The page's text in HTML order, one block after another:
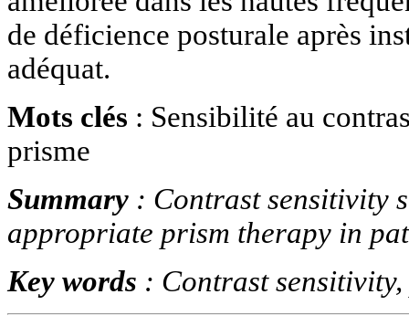
de déficience posturale après
adéquat.
Mots clés : Sensibilité au
prisme
Summary : Contrast sensitivity
appropriate prism therapy in
Key words : Contrast sensitivity,